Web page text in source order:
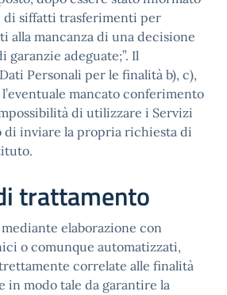
di siffatti trasferimenti per
alla mancanza di una decisione
garanzie adeguate;”. Il
Personali per le finalità b), c),
mancato conferimento
di utilizzare i Servizi
inviare la propria richiesta di
trattamento
elaborazione con
o comunque automatizzati,
correlate alle finalità
in modo tale da garantire la